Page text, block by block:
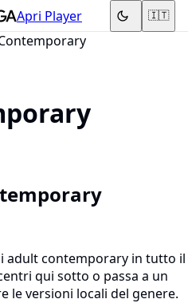
Apri Player 🇮🇹
adult contemporary in tutto il
qui sotto o passa a un
le versioni locali del genere.